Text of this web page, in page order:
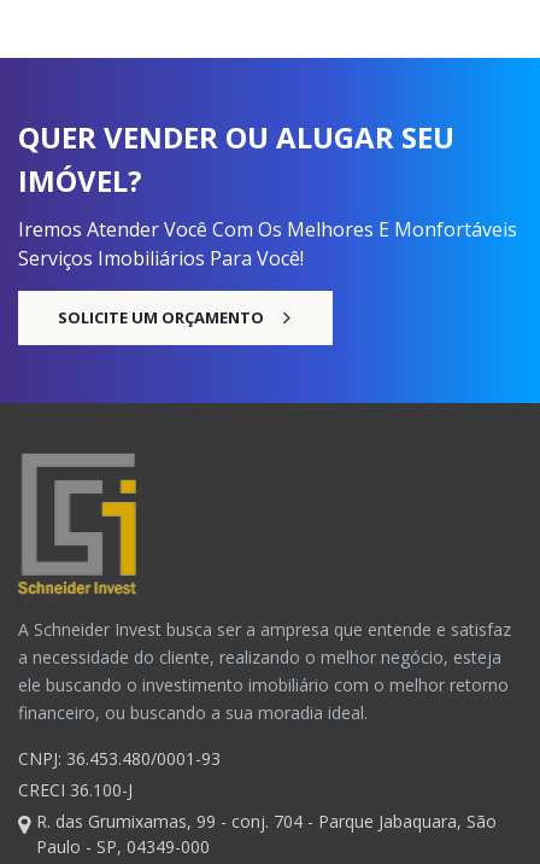
QUER VENDER OU ALUGAR SEU
IMÓVEL?
Iremos Atender Você Com Os Melhores E Monfortáveis
Serviços Imobiliários Para Você!
SOLICITE UM ORÇAMENTO
A Schneider Invest busca ser a ampresa que entende e satisfaz
a necessidade do cliente, realizando o melhor negócio, esteja
ele buscando o investimento imobiliário com o melhor retorno
financeiro, ou buscando a sua moradia ideal.
CNPJ: 36.453.480/0001-93
CRECI 36.100-J
R. das Grumixamas, 99 - conj. 704 - Parque Jabaquara, São
Paulo - SP, 04349-000